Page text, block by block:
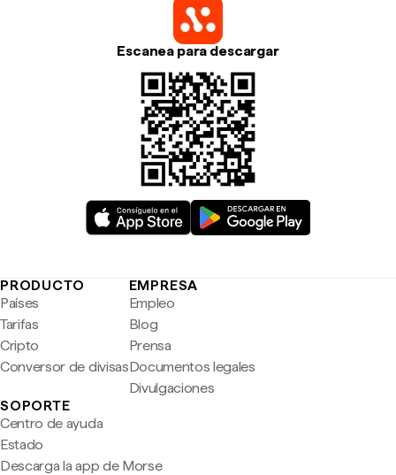
Escanea para descargar
PRODUCTO
Países
Tarifas
Cripto
Conversor de divisas
EMPRESA
Empleo
Blog
Prensa
Documentos legales
Divulgaciones
SOPORTE
Centro de ayuda
Estado
Descarga la app de Morse